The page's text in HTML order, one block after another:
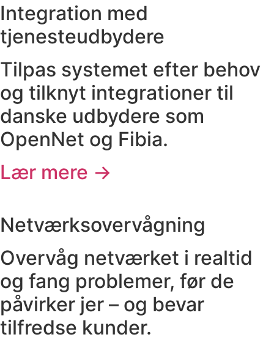
Integration med
tjenesteudbydere
Tilpas systemet efter behov
og tilknyt integrationer til
danske udbydere som
OpenNet og Fibia.
Lær mere →
Netværksovervågning
Overvåg netværket i realtid
og fang problemer, før de
påvirker jer – og bevar
tilfredse kunder.